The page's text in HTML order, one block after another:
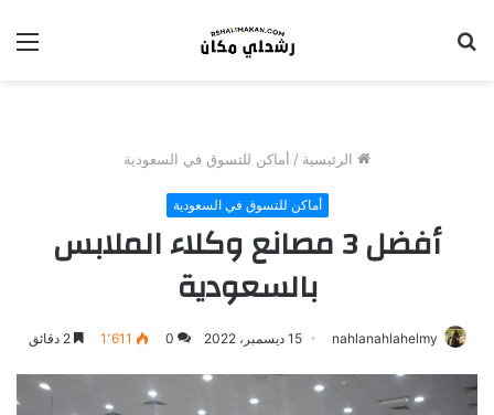
الرئيسية / أماكن للتسوق في السعودية
أماكن للتسوق في السعودية
أفضل 3 مصانع وكلاء الملابس
بالسعودية
nahlanahlahelmy 15 ديسمبر، 2022 0 1٬611 2 دقائق